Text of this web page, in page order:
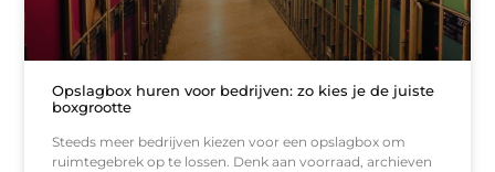
Opslagbox huren voor bedrijven: zo kies je de juiste
boxgrootte
Steeds meer bedrijven kiezen voor een opslagbox om
ruimtegebrek op te lossen. Denk aan voorraad, archieven